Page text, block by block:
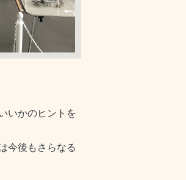
いかのヒントを
今後もさらなる